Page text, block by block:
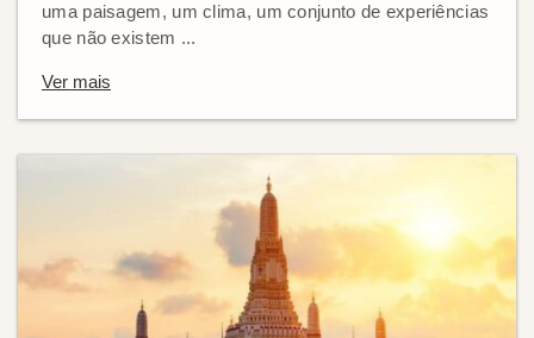
uma paisagem, um clima, um conjunto de experiências
que não existem ...
Ver mais